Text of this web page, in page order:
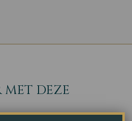
MET DEZE